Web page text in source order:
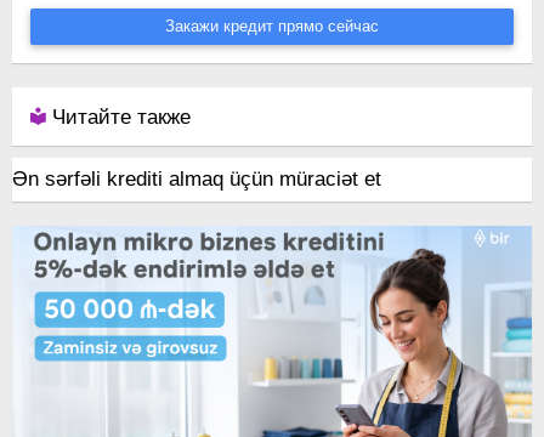
Закажи кредит прямо сейчас
Читайте также
Ən sərfəli krediti almaq üçün müraciət et